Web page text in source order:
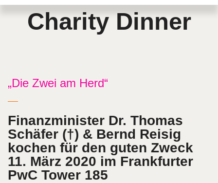
Charity Dinner
„Die Zwei am Herd“
Finanzminister Dr. Thomas
Schäfer (†) & Bernd Reisig
kochen für den guten Zweck
11. März 2020 im Frankfurter
PwC Tower 185